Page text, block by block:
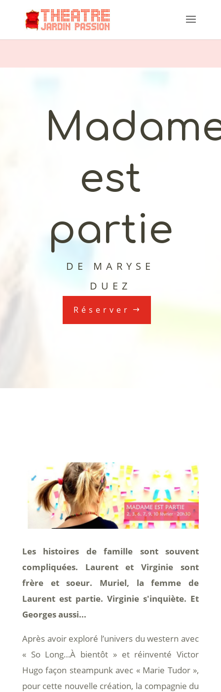
est
partie
DE MARYSE
DUEZ
Réserver
Les histoires de famille sont souvent
compliquées. Laurent et Virginie sont
frère et soeur. Muriel, la femme de
Laurent est partie. Virginie s'inquiète. Et
Georges aussi...
Après avoir exploré l’univers du western avec
« So Long…À bientôt » et réinventé Victor
Hugo façon steampunk avec « Marie Tudor »,
pour cette nouvelle création, la compagnie du